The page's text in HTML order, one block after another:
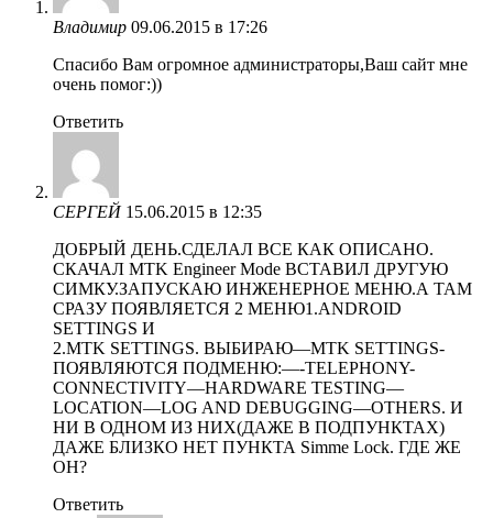
Владимир 09.06.2015 в 17:26
Спасибо Вам огромное администраторы,Ваш сайт мне
очень помог:))
Ответить
СЕРГЕЙ 15.06.2015 в 12:35
ДОБРЫЙ ДЕНЬ.СДЕЛАЛ ВСЕ КАК ОПИСАНО.
СКАЧАЛ MTK Engineer Mode ВСТАВИЛ ДРУГУЮ
СИМКУ.ЗАПУСКАЮ ИНЖЕНЕРНОЕ МЕНЮ.А ТАМ
СРАЗУ ПОЯВЛЯЕТСЯ 2 МЕНЮ1.ANDROID
SETTINGS И
2.MTK SETTINGS. ВЫБИРАЮ—MTK SETTINGS-
ПОЯВЛЯЮТСЯ ПОДМЕНЮ:—-TELEPHONY-
CONNECTIVITY—HARDWARE TESTING—
LOCATION—LOG AND DEBUGGING—OTHERS. И
НИ В ОДНОМ ИЗ НИХ(ДАЖЕ В ПОДПУНКТАХ)
ДАЖЕ БЛИЗКО НЕТ ПУНКТА Simme Lock. ГДЕ ЖЕ
ОН?
Ответить